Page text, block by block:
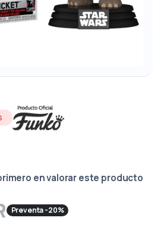
en valorar este producto
Preventa -20%